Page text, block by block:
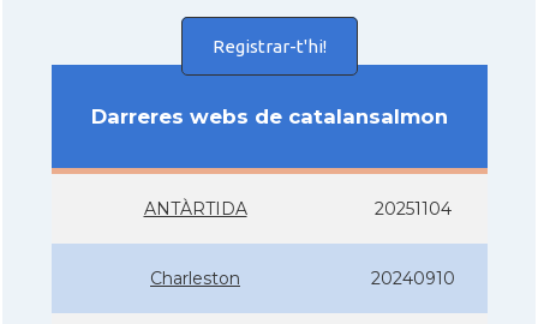
Registrar-t'hi!
Darreres webs de catalansalmon
ANTÀRTIDA 20251104
Charleston 20240910